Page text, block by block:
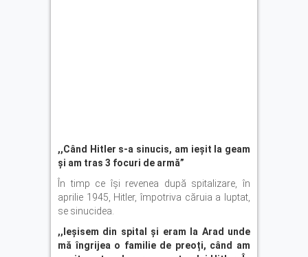
,,Când Hitler s-a sinucis, am ieșit la geam
și am tras 3 focuri de armă”
În timp ce își revenea după spitalizare, în
aprilie 1945, Hitler, împotriva căruia a luptat,
se sinucidea.
,,Ieșisem din spital și eram la Arad unde
mă îngrijea o familie de preoți, când am